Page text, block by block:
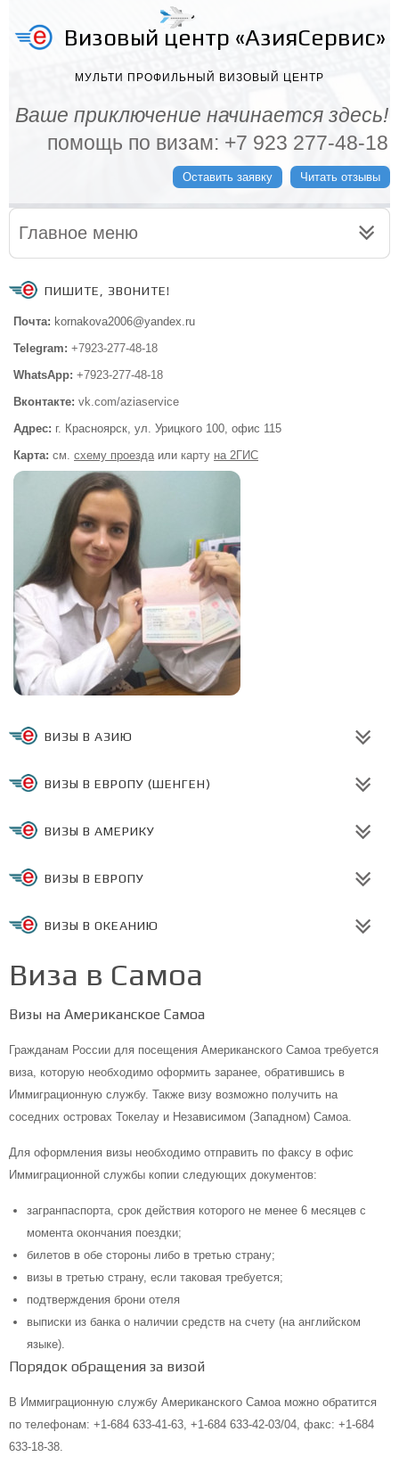
Визовый центр «АзияСервис»
МУЛЬТИ ПРОФИЛЬНЫЙ ВИЗОВЫЙ ЦЕНТР
Ваше приключение начинается здесь!
помощь по визам: +7 923 277-48-18
Оставить заявку Читать отзывы
Главное меню
ПИШИТЕ, ЗВОНИТЕ!
Почта: kornakova2006@yandex.ru
Telegram: +7923-277-48-18
WhatsApp: +7923-277-48-18
Вконтакте: vk.com/aziaservice
Адрес: г. Красноярск, ул. Урицкого 100, офис 115
Карта: см. схему проездаили карту на 2ГИС
ВИЗЫ В АЗИЮ
ВИЗЫ В ЕВРОПУ (ШЕНГЕН)
ВИЗЫ В АМЕРИКУ
ВИЗЫ В ЕВРОПУ
ВИЗЫ В ОКЕАНИЮ
Виза в Самоа
Визы на Американское Самоа
Гражданам России для посещения Американского Самоа требуется
виза, которую необходимо оформить заранее, обратившись в
Иммиграционную службу. Также визу возможно получить на
соседних островах Токелау и Независимом (Западном) Самоа.
Для оформления визы необходимо отправить по факсу в офис
Иммиграционной службы копии следующих документов:
загранпаспорта, срок действия которого не менее 6 месяцев с
момента окончания поездки;
билетов в обе стороны либо в третью страну;
визы в третью страну, если таковая требуется;
подтверждения брони отеля
выписки из банка о наличии средств на счету (на английском
языке).
Порядок обращения за визой
В Иммиграционную службу Американского Самоа можно обратится
по телефонам: +1-684 633-41-63, +1-684 633-42-03/04, факс: +1-684
633-18-38.